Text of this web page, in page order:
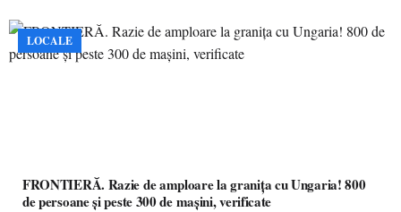
LOCALE
FRONTIERĂ. Razie de amploare la granița cu Ungaria! 800
de persoane și peste 300 de mașini, verificate